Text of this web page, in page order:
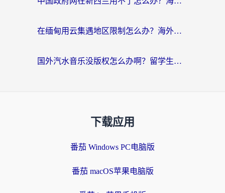
在缅甸用云集遇地区限制怎么办？海外党亲测有效解决方案来了！
国外汽水音乐没版权怎么办啊？留学生亲测有效的回国加速攻略
下载应用
番茄 Windows PC电脑版
番茄 macOS苹果电脑版